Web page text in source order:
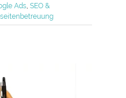
Ads,SEO &